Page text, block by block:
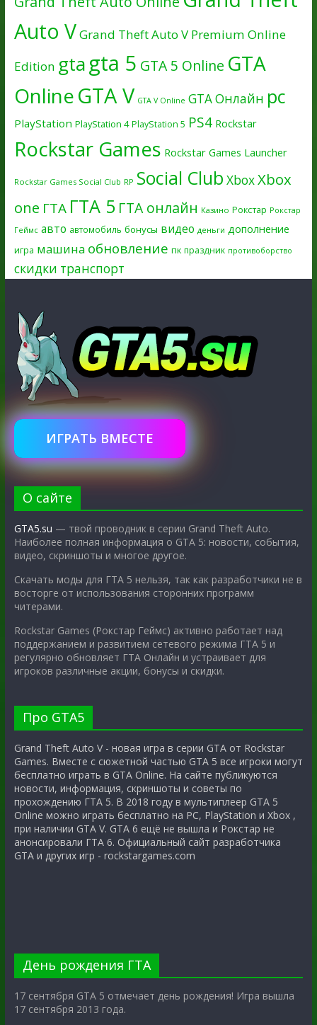
Auto VGrand Theft Auto V Premium Online
Edition gtagta 5 GTA 5 Online GTA
OnlineGTA V GTA V Online GTA Онлайн pc
PlayStation PlayStation 4 PlayStation 5 PS4 Rockstar
Rockstar Games Rockstar Games Launcher
Rockstar Games Social Club RP Social Club XboxXbox
one ГТА ГТА 5 ГТА онлайн Казино Рокстар Рокстар
Геймс авто автомобиль бонусы видео деньги дополнение
игра машина обновление пк праздник противоборство
скидки транспорт
ИГРАТЬ ВМЕСТЕ
О сайте
GTA5.su — твой проводник в серии Grand Theft Auto.
Наиболее полная информация о GTA 5: новости, события,
видео, скриншоты и многое другое.
Скачать моды для ГТА 5 нельзя, так как разработчики не в
восторге от использования сторонних программ
читерами.
Rockstar Games (Рокстар Геймс) активно работает над
поддержанием и развитием сетевого режима ГТА 5 и
регулярно обновляет ГТА Онлайн и устраивает для
игроков различные акции, бонусы и скидки.
Про GTA5
Grand Theft Auto V - новая игра в серии GTA от Rockstar
Games. Вместе с сюжетной частью GTA 5 все игроки могут
бесплатно играть в GTA Online. На сайте публикуются
новости, информация, скриншоты и советы по
прохождению ГТА 5. В 2018 году в мультиплеер GTA 5
Online можно играть бесплатно на PC, PlayStation и Xbox ,
при наличии GTA V. GTA 6 ещё не вышла и Рокстар не
анонсировали ГТА 6. Официальный сайт разработчика
GTA и других игр - rockstargames.com
День рождения ГТА
17 сентября GTA 5 отмечает день рождения! Игра вышла
17 сентября 2013 года.